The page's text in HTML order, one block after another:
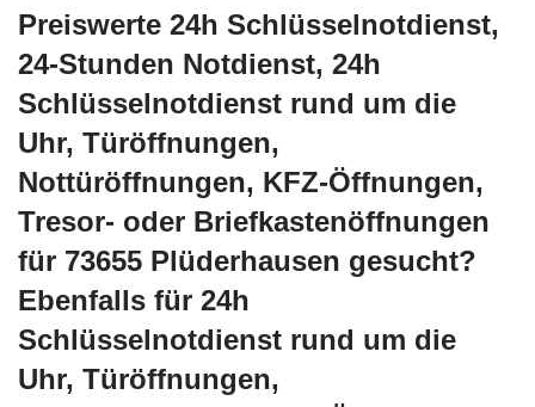
Preiswerte 24h Schlüsselnotdienst,
24-Stunden Notdienst, 24h
Schlüsselnotdienst rund um die
Uhr, Türöffnungen,
Nottüröffnungen, KFZ-Öffnungen,
Tresor- oder Briefkastenöffnungen
für 73655 Plüderhausen gesucht?
Ebenfalls für 24h
Schlüsselnotdienst rund um die
Uhr, Türöffnungen,